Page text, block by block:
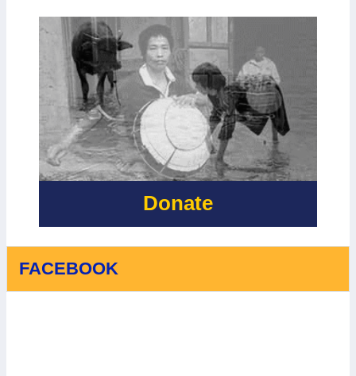
THỐNG LOA
TRUYỀN
THANH - LẦN
CỨU HỘ VÀ
PHÒNG
CHỐNG
THIÊN TAI -
LẦN 2
ĐỒ RŮI RO
THIÊN TAI TẠI
XÃ BỐ
TRẠCH, XÃ
BẮC TRẠCH
VÀ XÃ
PHONG NHA,
TỈNH QUẢNG
TRỊ - LẦN 2
Donate
FACEBOOK